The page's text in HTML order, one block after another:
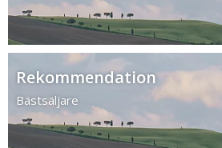
Rekommendation
Bästsäljare